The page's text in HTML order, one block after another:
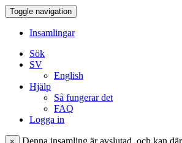
Toggle navigation
Insamlingar
Sök
SV
English
Hjälp
Så fungerar det
FAQ
Logga in
Denna insamling är avslutad, och kan